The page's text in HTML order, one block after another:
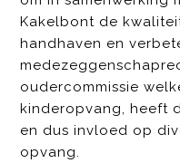
Kakelbont de
handhaven en
oudercommissie
kinderopvang, heeft
en dus invloed op
opvang.